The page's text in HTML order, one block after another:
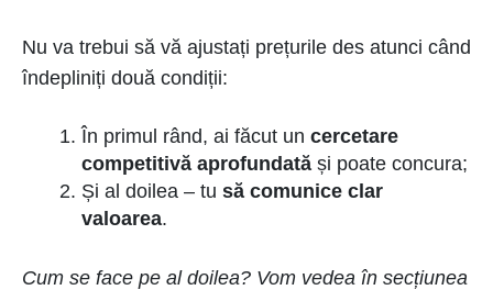
Nu va trebui să vă ajustați prețurile des atunci când
îndepliniți două condiții:
În primul rând, ai făcut un cercetare
competitivă aprofundată și poate concura;
Și al doilea – tu să comunice clar
valoarea.
Cum se face pe al doilea? Vom vedea în secțiunea